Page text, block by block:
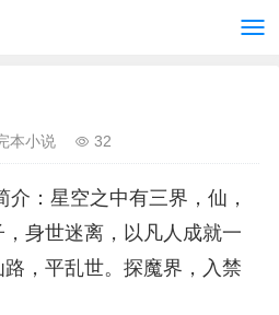
本小说 32
：星空之中有三界，仙，
身世迷离，以凡人成就一
，平乱世。探魔界，入禁